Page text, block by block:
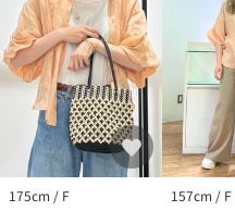
175cm / F 157cm / F